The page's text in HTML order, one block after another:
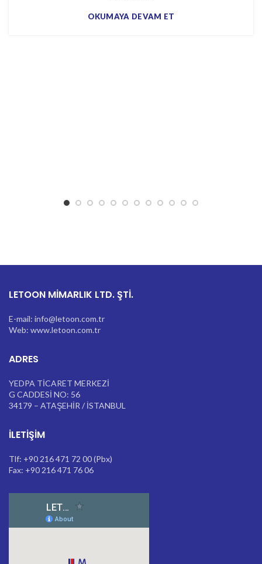
OKUMAYA DEVAM ET
LETOON MİMARLIK LTD. ŞTİ.
E-mail: info@letoon.com.tr
Web: www.letoon.com.tr
ADRES
YEDPA TİCARET MERKEZİ
G CADDESİ NO: 56
34179 – ATAŞEHİR / İSTANBUL
İLETIŞIM
Tlf: +90 216 471 72 00 (Pbx)
Fax: +90 216 471 76 06